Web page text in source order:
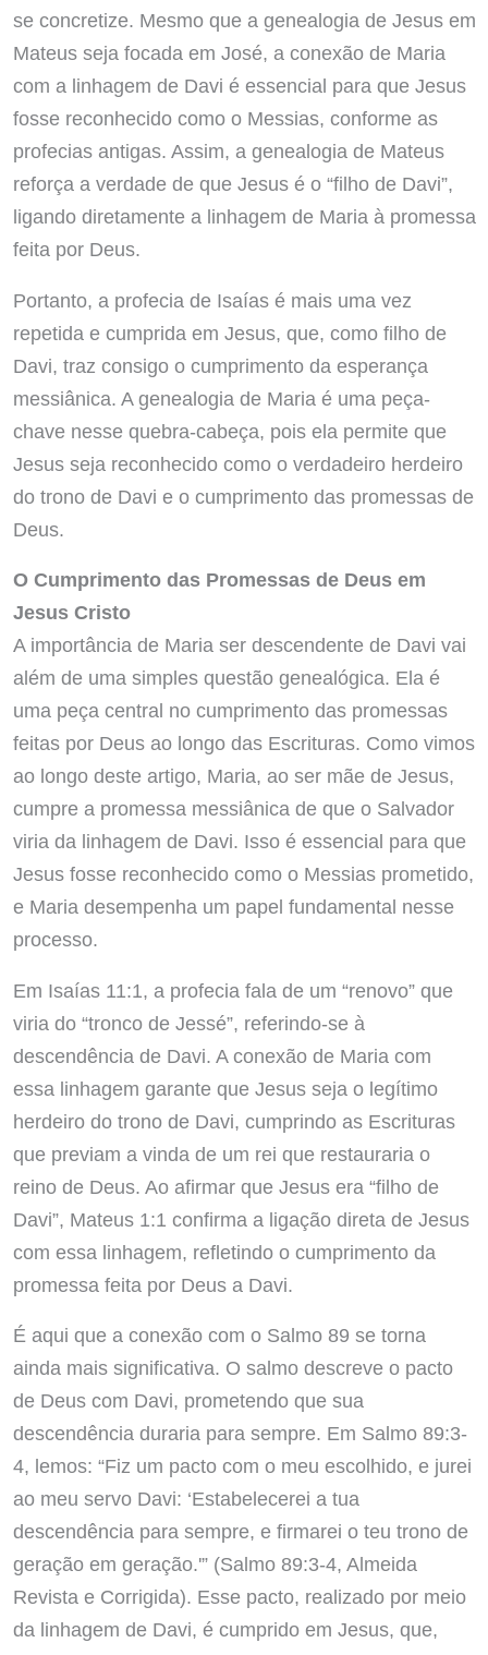
se concretize. Mesmo que a genealogia de Jesus em
Mateus seja focada em José, a conexão de Maria
com a linhagem de Davi é essencial para que Jesus
fosse reconhecido como o Messias, conforme as
profecias antigas. Assim, a genealogia de Mateus
reforça a verdade de que Jesus é o “filho de Davi”,
ligando diretamente a linhagem de Maria à promessa
feita por Deus.
Portanto, a profecia de Isaías é mais uma vez
repetida e cumprida em Jesus, que, como filho de
Davi, traz consigo o cumprimento da esperança
messiânica. A genealogia de Maria é uma peça-
chave nesse quebra-cabeça, pois ela permite que
Jesus seja reconhecido como o verdadeiro herdeiro
do trono de Davi e o cumprimento das promessas de
Deus.
O Cumprimento das Promessas de Deus em
Jesus Cristo
A importância de Maria ser descendente de Davi vai
além de uma simples questão genealógica. Ela é
uma peça central no cumprimento das promessas
feitas por Deus ao longo das Escrituras. Como vimos
ao longo deste artigo, Maria, ao ser mãe de Jesus,
cumpre a promessa messiânica de que o Salvador
viria da linhagem de Davi. Isso é essencial para que
Jesus fosse reconhecido como o Messias prometido,
e Maria desempenha um papel fundamental nesse
processo.
Em Isaías 11:1, a profecia fala de um “renovo” que
viria do “tronco de Jessé”, referindo-se à
descendência de Davi. A conexão de Maria com
essa linhagem garante que Jesus seja o legítimo
herdeiro do trono de Davi, cumprindo as Escrituras
que previam a vinda de um rei que restauraria o
reino de Deus. Ao afirmar que Jesus era “filho de
Davi”, Mateus 1:1 confirma a ligação direta de Jesus
com essa linhagem, refletindo o cumprimento da
promessa feita por Deus a Davi.
É aqui que a conexão com o Salmo 89 se torna
ainda mais significativa. O salmo descreve o pacto
de Deus com Davi, prometendo que sua
descendência duraria para sempre. Em Salmo 89:3-
4, lemos: “Fiz um pacto com o meu escolhido, e jurei
ao meu servo Davi: ‘Estabelecerei a tua
descendência para sempre, e firmarei o teu trono de
geração em geração.'” (Salmo 89:3-4, Almeida
Revista e Corrigida). Esse pacto, realizado por meio
da linhagem de Davi, é cumprido em Jesus, que,